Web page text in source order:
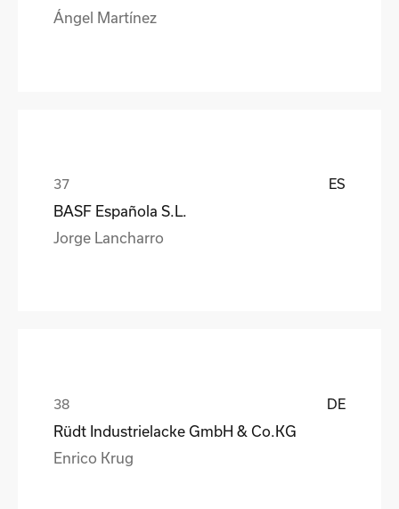
Ángel Martínez
ES
BASF Española S.L.
Jorge Lancharro
DE
Rüdt Industrielacke GmbH & Co.KG
Enrico Krug